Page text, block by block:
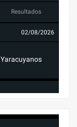
Resultados
02/08/2026
Yaracuyanos